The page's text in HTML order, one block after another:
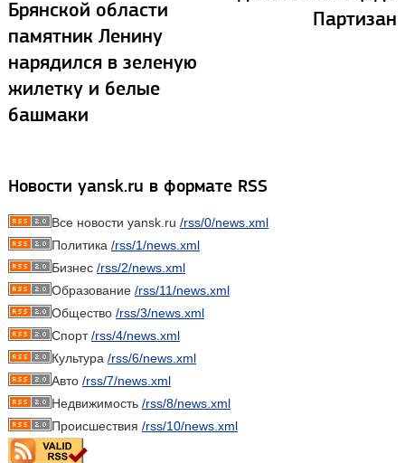
Брянской области
памятник Ленину
нарядился в зеленую
жилетку и белые
башмаки
Партизан
Новости yansk.ru в формате RSS
Все новости yansk.ru /rss/0/news.xml
Политика /rss/1/news.xml
Бизнес /rss/2/news.xml
Образование /rss/11/news.xml
Общество /rss/3/news.xml
Спорт/rss/4/news.xml
Культура /rss/6/news.xml
Авто /rss/7/news.xml
Недвижимость /rss/8/news.xml
Происшествия /rss/10/news.xml